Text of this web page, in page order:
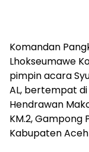
Komandan
Lhokseumawe
pimpin acara
AL, bertempat
Hendrawan
KM.2, Gampong
Kabupaten